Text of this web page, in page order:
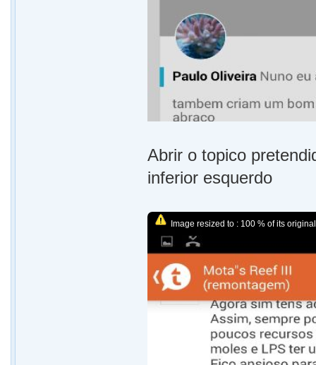
Abrir o topico
inferior esquerdo
Image resized to : 100 % of its